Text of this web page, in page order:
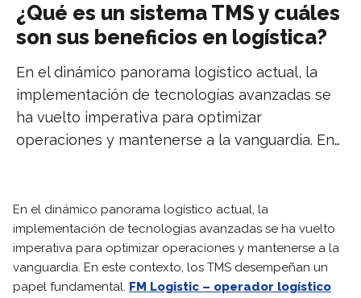
¿Qué es un sistema TMS y cuáles
son sus beneficios en logística?
En el dinámico panorama logístico actual, la
implementación de tecnologías avanzadas se
ha vuelto imperativa para optimizar
operaciones y mantenerse a la vanguardia. En…
En el dinámico panorama logístico actual, la
implementación de tecnologías avanzadas se ha vuelto
imperativa para optimizar operaciones y mantenerse a la
vanguardia. En este contexto, los TMS desempeñan un
papel fundamental. FM Logistic – operador logístico